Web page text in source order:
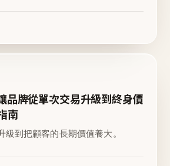
品牌從單次交易升級到終身價
南
級到把顧客的長期價值養大。